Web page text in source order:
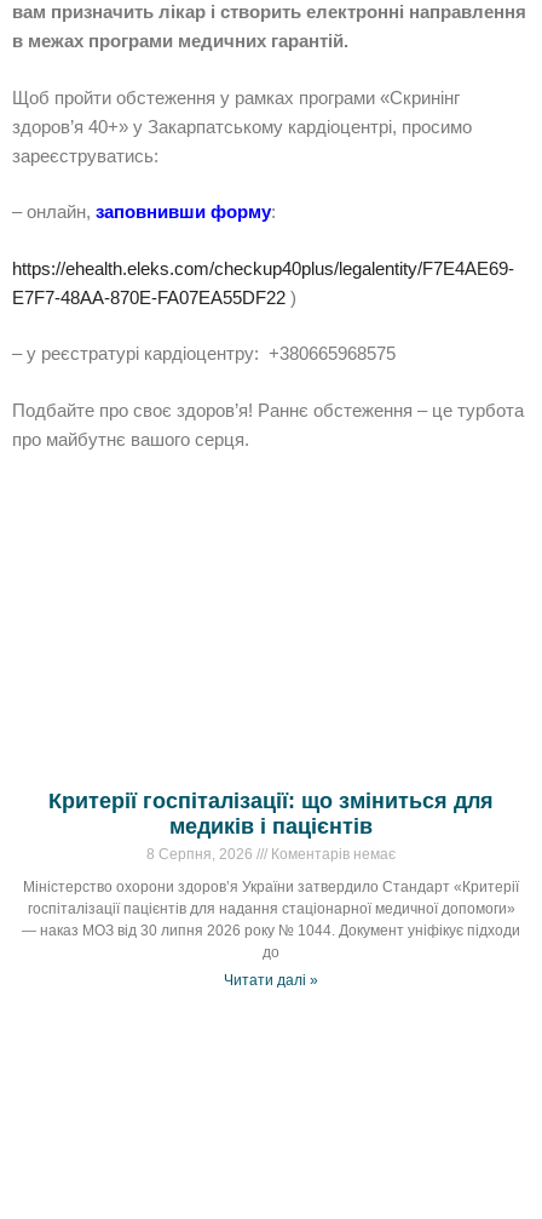
вам призначить лікар і створить електронні направлення
в межах програми медичних гарантій.
Щоб пройти обстеження у рамках програми «Скринінг
здоров’я 40+» у Закарпатському кардіоцентрі, просимо
зареєструватись:
– онлайн, заповнивши форму:
https://ehealth.eleks.com/checkup40plus/legalentity/F7E4AE69-
E7F7-48AA-870E-FA07EA55DF22 )
– у реєстратурі кардіоцентру: +380665968575
Подбайте про своє здоров’я! Раннє обстеження – це турбота
про майбутнє вашого серця.
Критерії госпіталізації: що зміниться для
медиків і пацієнтів
8 Серпня, 2026
Коментарів немає
Міністерство охорони здоров’я України затвердило Стандарт «Критерії
госпіталізації пацієнтів для надання стаціонарної медичної допомоги»
— наказ МОЗ від 30 липня 2026 року № 1044. Документ уніфікує підходи
до
Читати далі »